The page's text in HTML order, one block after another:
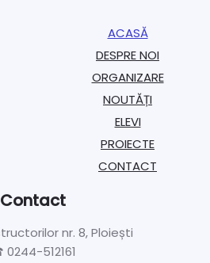
ACASĂ
DESPRE NOI
ORGANIZARE​
NOUTĂȚI
ELEVI
PROIECTE​
CONTACT
Contact
nr. 8, Ploiești
512161